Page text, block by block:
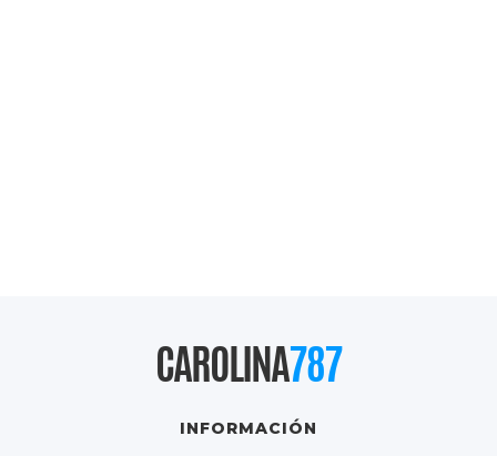
CAROLINA787
INFORMACIÓN